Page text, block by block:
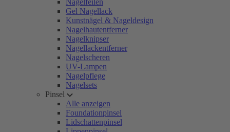
Nagelfeilen
Gel Nagellack
Kunstnägel & Nageldesign
Nagelhautentferner
Nagelknipser
Nagellackentferner
Nagelscheren
UV-Lampen
Nagelpflege
Nagelsets
Pinsel
Alle anzeigen
Foundationpinsel
Lidschattenpinsel